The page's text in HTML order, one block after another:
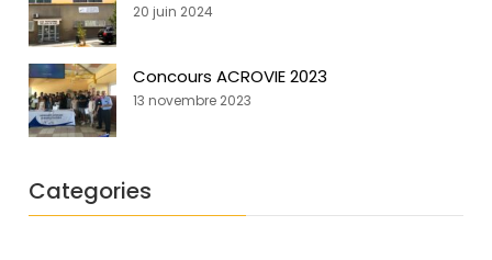
20 juin 2024
Concours ACROVIE 2023
13 novembre 2023
Categories